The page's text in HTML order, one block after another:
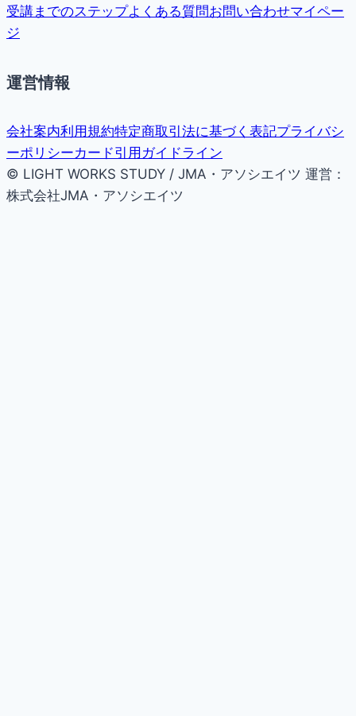
受講までのステップよくある質問お問い合わせマイペー
ジ
運営情報
会社案内利用規約特定商取引法に基づく表記プライバシ
ーポリシーカード引用ガイドライン
© LIGHT WORKS STUDY / JMA・アソシエイツ 運営：
株式会社JMA・アソシエイツ